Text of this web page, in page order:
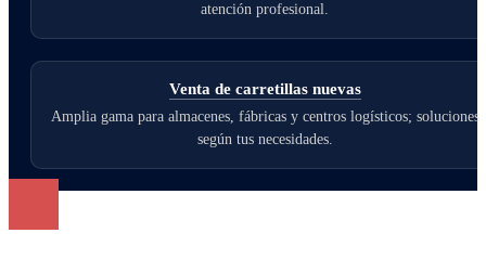
atención profesional.
Venta de carretillas nuevas
Amplia gama para almacenes, fábricas y centros logísticos; soluciones
según tus necesidades.